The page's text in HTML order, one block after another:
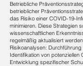
Betriebliche
betrieblicher
das Risiko einer COVID-19-
minimieren. Diese Strategien
wissenschaftlichen
regelmäßig aktualisiert
Risikoanalysen:
Identifikation von potenziellen
Entwicklung spezifischer